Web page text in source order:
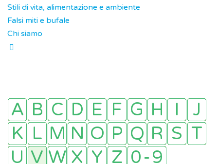
Stili di vita, alimentazione e ambiente
Falsi miti e bufale
Chi siamo